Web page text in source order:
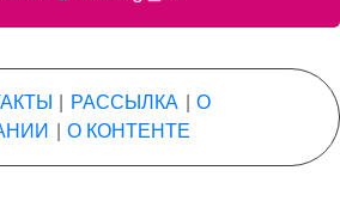
РАССЫЛКА
О
О КОНТЕНТЕ